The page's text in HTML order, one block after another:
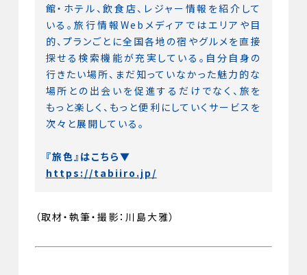
館・ホテル、飲食店、レジャー情報を紹介して
いる。旅行情報Webメディアではエリアや目
的、プランごとに全国各地の宿やグルメを直接
探せる検索機能が充実している。自分自身の
行きたい場所、まだ知っていなかった魅力的な
場所との出会いを促進するだけでなく、旅を
もっと楽しく、もっと便利にしていくサービスを
次々と展開している。
『旅色』はこちら▼
https://tabiiro.jp/
（取材・執筆・撮影：川島大雅）